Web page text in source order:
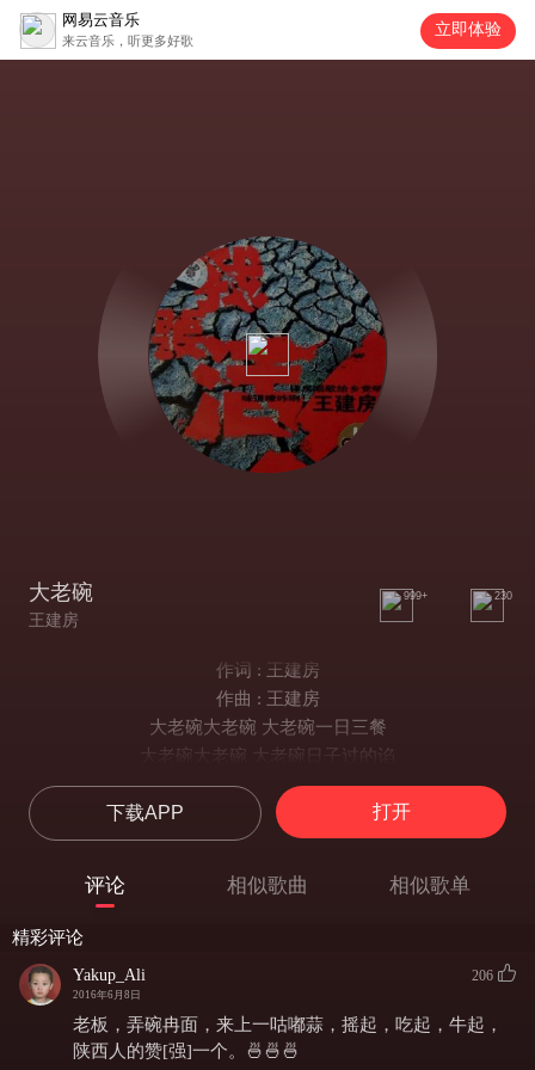
网易云音乐
来云音乐，听更多好歌
立即体验
大老碗
王建房
999+ 230
作词 : 王建房
作曲 : 王建房
大老碗大老碗 大老碗一日三餐
大老碗大老碗 大老碗日子过的谄
大老碗大老碗 大老碗一日三餐
大老碗大老碗 大老碗日子过的谄
我蹲在我的家门口端上大老碗
既能吃又能谝你看有多谗
老少爷们蹲在一起吃的津津有味
这就是关中的一景有名的老碗会啊
下载APP 打开
评论 相似歌曲 相似歌单
精彩评论
Yakup_Ali
2016年6月8日
206
老板，弄碗冉面，来上一咕嘟蒜，摇起，吃起，牛起，
陕西人的赞[强]一个。🍜🍜🍜